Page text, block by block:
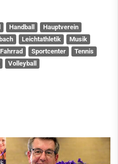
Handball
Hauptverein
Leichtathletik
Musik
Sportcenter
Tennis
Volleyball